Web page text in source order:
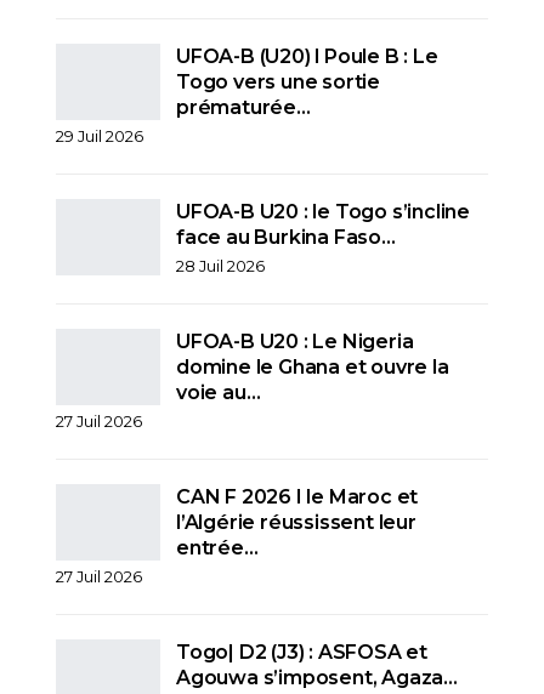
UFOA-B (U20) l Poule B : Le
Togo vers une sortie
prématurée…
29 Juil 2026
UFOA-B U20 : le Togo s’incline
face au Burkina Faso…
28 Juil 2026
UFOA-B U20 : Le Nigeria
domine le Ghana et ouvre la
voie au…
27 Juil 2026
CAN F 2026 I le Maroc et
l’Algérie réussissent leur
entrée…
27 Juil 2026
Togo| D2 (J3) : ASFOSA et
Agouwa s’imposent, Agaza…